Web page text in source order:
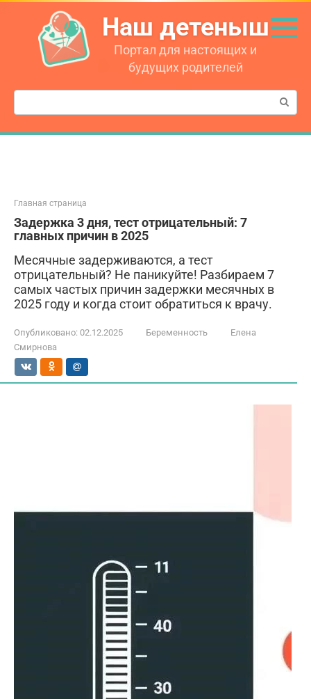
Перейти
контенту
Наш детеныш
Портал для настоящих и
будущих родителей
Поиск:
Главная страница
Задержка 3 дня, тест отрицательный: 7
главных причин в 2025
Месячные задерживаются, а тест
отрицательный? Не паникуйте! Разбираем 7
самых частых причин задержки месячных в
2025 году и когда стоит обратиться к врачу.
Опубликовано: 02.12.2025 Беременность
Елена
Смирнова